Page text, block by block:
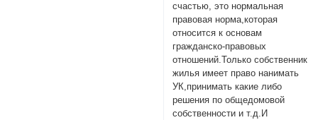
счастью, это нормальная
правовая норма,которая
относится к основам
гражданско-правовых
отношений.Только собственник
жилья имеет право нанимать
УК,принимать какие либо
решения по общедомовой
собственности и т.д.И